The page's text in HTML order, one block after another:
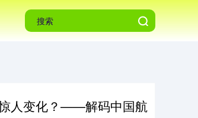
人变化？——解码中国航